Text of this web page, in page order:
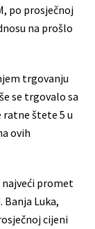
po prosječnoj
na prošlo
trgovanju
se trgovalo sa
ratne štete 5 u
ovih
promet
Banja Luka,
cijeni